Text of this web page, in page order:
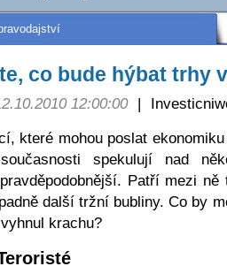
co bude hýbat trhy
12:00:00 |
které mohou poslat
spekulují nad
Patří mezi
další tržní bubliny. Co by
krachu?